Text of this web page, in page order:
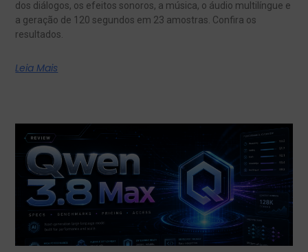
dos diálogos, os efeitos sonoros, a música, o áudio multilíngue e
a geração de 120 segundos em 23 amostras. Confira os
resultados.
Leia Mais